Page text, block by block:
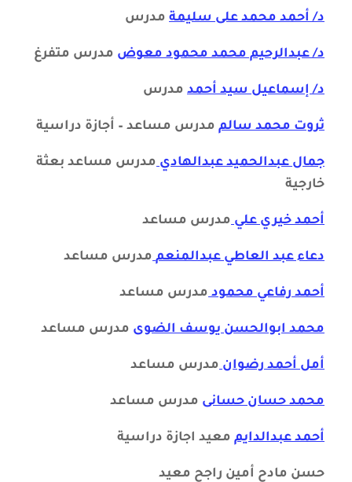
د/ أحمد محمد على سليمة مدرس
د/ عبدالرحيم محمد محمود معوض مدرس متفرغ
د/ إسماعيل سيد أحمد مدرس
ثروت محمد سالم مدرس مساعد – أجازة دراسية
جمال عبدالحميد عبدالهادي مدرس مساعد بعثة
خارجية
أحمد خيري علي مدرس مساعد
دعاء عبد العاطي عبدالمنعم مدرس مساعد
أحمد رفاعي محمود مدرس مساعد
محمد ابوالحسن يوسف الضوى مدرس مساعد
أمل أحمد رضوان مدرس مساعد
محمد حسان حسانى مدرس مساعد
أحمد عبدالدايم معيد اجازة دراسية
حسن مادح أمين راجح معيد